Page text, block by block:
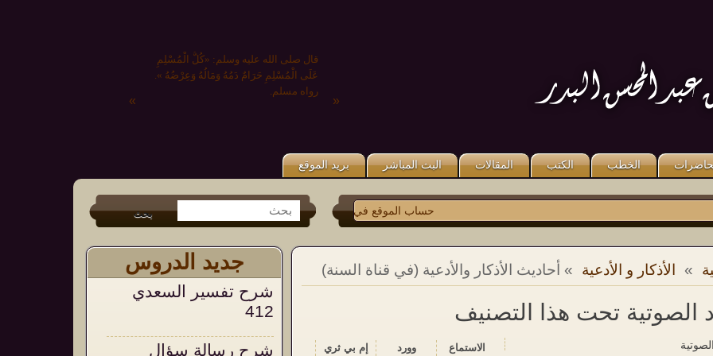
قال صلى الله عليه وسلم: «كُلُّ الْمُسْلِمِ
عَلَى الْمُسْلِمِ حَرَامٌ دَمُهُ وَمَالُهُ وَعِرْضُهُ ».
رواه مسلم.
قال صلى الله عليه وسلم: «مَنْ كَذَبَ
عَلَىَّ مُتَعَمِّدًا فَلْيَتَبَوَّأْ مَقْعَدَهُ مِنَ النَّارِ».
متفق عليه.
«
»
الخطب الكتب المقالات البث المباشر بريد الموقع
من جديد الكتب (عشر وصايا وتوجيهات في الشدائد حساب الموقع فيتويتروالفيس بوك
جديد الدروس
شرح تفسير السعدي
412
شرح رسالة سؤال
» الأذكار و الأدعية » أحاديث الأذكار والأدعية (في قناة السنة)
الصوتية تحت هذا التصنيف
الاستماع‬ وورد إم بي ثري